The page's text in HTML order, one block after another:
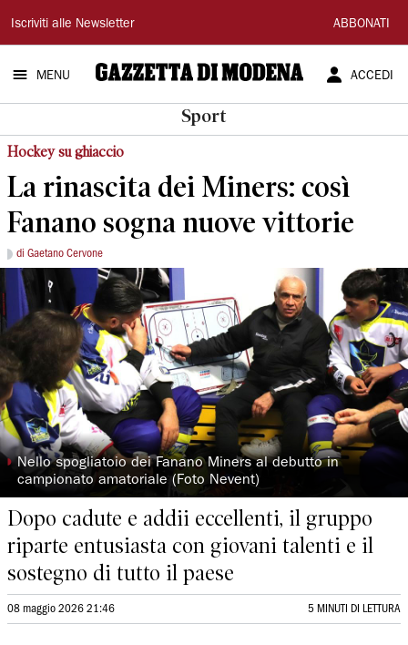
Gazzetta
di
Modena
Iscriviti alle Newsletter ABBONATI
MENU ACCEDI
Sport
Hockey su ghiaccio
La rinascita dei Miners: così
Fanano sogna nuove vittorie
di Gaetano Cervone
◗ Nello spogliatoio dei Fanano Miners al debutto in
campionato amatoriale (Foto Nevent)
Dopo cadute e addii eccellenti, il gruppo
riparte entusiasta con giovani talenti e il
sostegno di tutto il paese
08 maggio 2026 21:46 5 MINUTI DI LETTURA